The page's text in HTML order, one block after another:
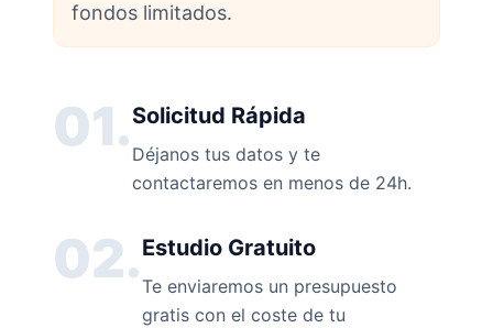
fondos limitados.
01.Solicitud Rápida
Déjanos tus datos y te
contactaremos en menos de 24h.
02.Estudio Gratuito
Te enviaremos un presupuesto
gratis con el coste de tu